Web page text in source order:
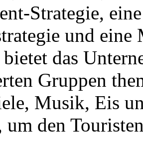
Strategie,
und eine
das
Gruppen
Musik, Eis
den